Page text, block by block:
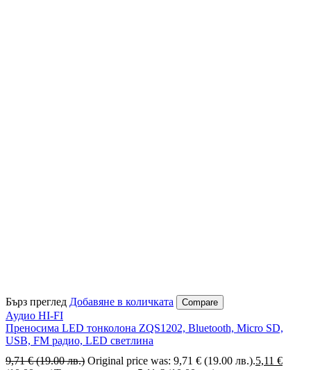
Бърз преглед Добавяне в количката Compare
Аудио HI-FI
Преносима LED тонколона ZQS1202, Bluetooth, Micro SD,
USB, FM радио, LED светлина
9,71€ (19.00 лв.) Original price was: 9,71 € (19.00 лв.).5,11 €